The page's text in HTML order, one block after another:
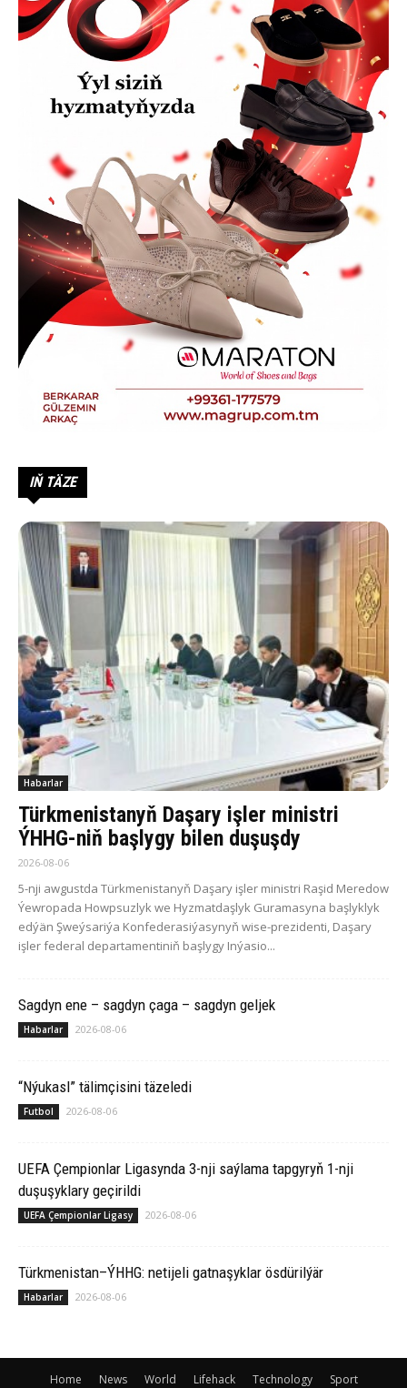
IŇ TÄZE
Habarlar
Türkmenistanyň Daşary işler ministri
ÝHHG-niň başlygy bilen duşuşdy
2026-08-06
5-nji awgustda Türkmenistanyň Daşary işler ministri Raşid Meredow
Ýewropada Howpsuzlyk we Hyzmatdaşlyk Guramasyna başlyklyk
edýän Şweýsariýa Konfederasiýasynyň wise-prezidenti, Daşary
işler federal departamentiniň başlygy Inýasio...
Sagdyn ene – sagdyn çaga – sagdyn geljek
Habarlar 2026-08-06
“Nýukasl” tälimçisini täzeledi
Futbol 2026-08-06
UEFA Çempionlar Ligasynda 3-nji saýlama tapgyryň 1-nji
duşuşyklary geçirildi
UEFA Çempionlar Ligasy 2026-08-06
Türkmenistan–ÝHHG: netijeli gatnaşyklar ösdürilýär
Habarlar 2026-08-06
Home News World Lifehack Technology Sport